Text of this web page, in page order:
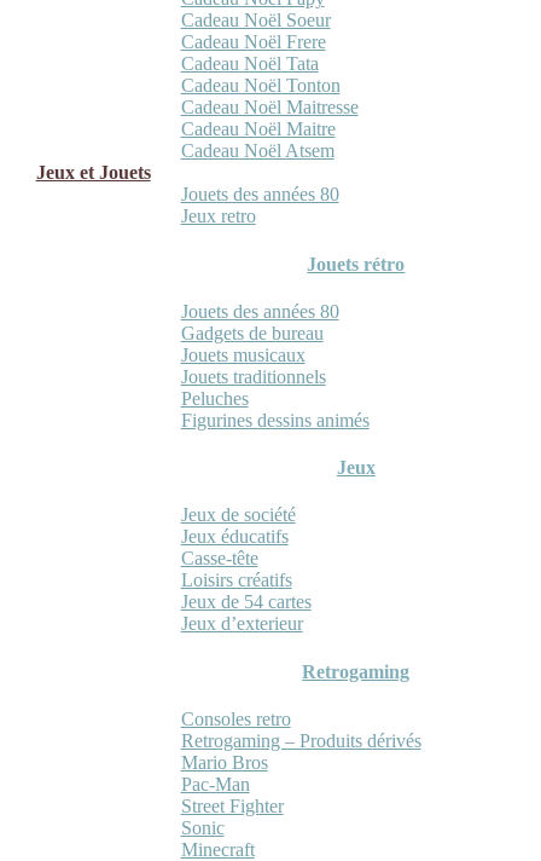
Cadeau Noël Soeur
Cadeau Noël Frere
Cadeau Noël Tata
Cadeau Noël Tonton
Cadeau Noël Maitresse
Cadeau Noël Maitre
Cadeau Noël Atsem
Jeux et Jouets
Jouets des années 80
Jeux retro
Jouets rétro
Jouets des années 80
Gadgets de bureau
Jouets musicaux
Jouets traditionnels
Peluches
Figurines dessins animés
Jeux
Jeux de société
Jeux éducatifs
Casse-tête
Loisirs créatifs
Jeux de 54 cartes
Jeux d’exterieur
Retrogaming
Consoles retro
Retrogaming – Produits dérivés
Mario Bros
Pac-Man
Street Fighter
Sonic
Minecraft